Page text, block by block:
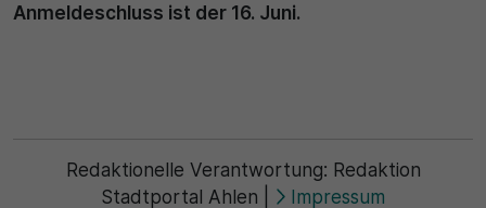
Anmeldeschluss ist der 16. Juni.
Redaktionelle Verantwortung: Redaktion
Stadtportal Ahlen
Impressum